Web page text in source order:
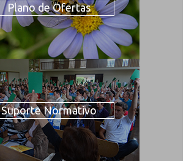
Plano de Ofertas
Suporte Normativo